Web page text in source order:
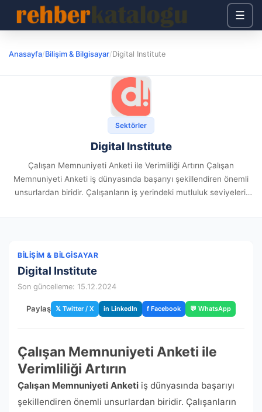
☰
Anasayfa/Bilişim & Bilgisayar/Digital Institute
Sektörler
Digital Institute
Çalışan Memnuniyeti Anketi ile Verimliliği Artırın Çalışan
Memnuniyeti Anketi iş dünyasında başarıyı şekillendiren önemli
unsurlardan biridir. Çalışanların iş yerindeki mutluluk seviyeleri,
BILIŞIM & BILGISAYAR
Digital Institute
Son güncelleme: 15.12.2024
Paylaş 𝕏 Twitter / X in LinkedIn f Facebook 💬 WhatsApp
Çalışan Memnuniyeti Anketi ile
Verimliliği Artırın
Çalışan Memnuniyeti Anketi iş dünyasında başarıyı
şekillendiren önemli unsurlardan biridir. Çalışanların